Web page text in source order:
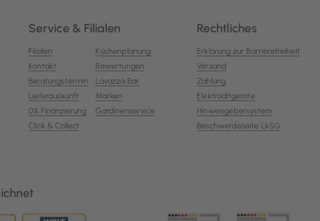
Service & Filialen
Filialen
Kontakt
Beratungstermin
Lieferauskunft
0% Finanzierung
Click & Collect
Küchenplanung
Bewertungen
Lavazza Bar
Marken
Gardinenservice
Rechtliches
Erklärung zur Barrierefreiheit
Versand
Zahlung
Elektroaltgeräte
Hinweisgebersystem
Beschwerdeseite LkSG